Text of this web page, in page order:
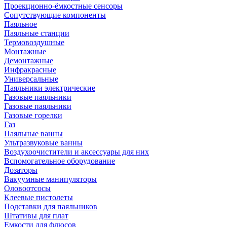
Проекционно-ёмкостные сенсоры
Сопутствующие компоненты
Паяльное
Паяльные станции
Термовоздушные
Монтажные
Демонтажные
Инфракрасные
Универсальные
Паяльники электрические
Газовые паяльники
Газовые паяльники
Газовые горелки
Газ
Паяльные ванны
Ультразвуковые ванны
Воздухоочистители и аксессуары для них
Вспомогательное оборудование
Дозаторы
Вакуумные манипуляторы
Оловоотсосы
Клеевые пистолеты
Подставки для паяльников
Штативы для плат
Емкости для флюсов